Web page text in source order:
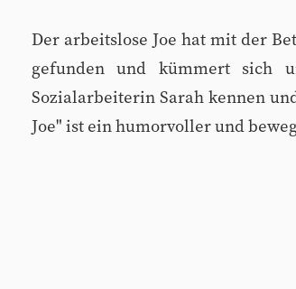
Der arbeitslose Joe hat mit der
gefunden und kümmert sich
Sozialarbeiterin Sarah kennen
Joe" ist ein humorvoller und